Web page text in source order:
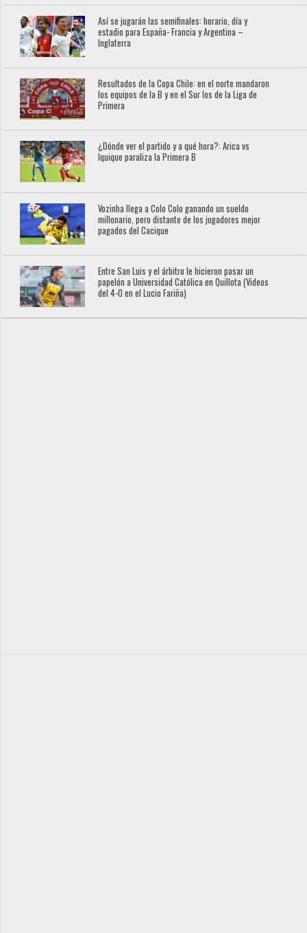
Así se jugarán las semifinales: horario, día y
estadio para España- Francia y Argentina –
Inglaterra
Resultados de la Copa Chile: en el norte mandaron
los equipos de la B y en el Sur los de la Liga de
Primera
¿Dónde ver el partido y a qué hora?: Arica vs
Iquique paraliza la Primera B
Vozinha llega a Colo Colo ganando un sueldo
millonario, pero distante de los jugadores mejor
pagados del Cacique
Entre San Luis y el árbitro le hicieron pasar un
papelón a Universidad Católica en Quillota (Videos
del 4-0 en el Lucio Fariña)